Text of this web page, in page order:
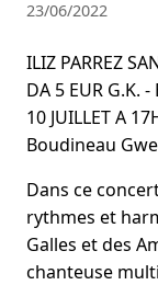
23/06/2022
ILIZ PARREZ
DA 5 EUR G.K.
10 JUILLET A
Boudineau
Dans ce
rythmes et
Galles et des
chanteuse